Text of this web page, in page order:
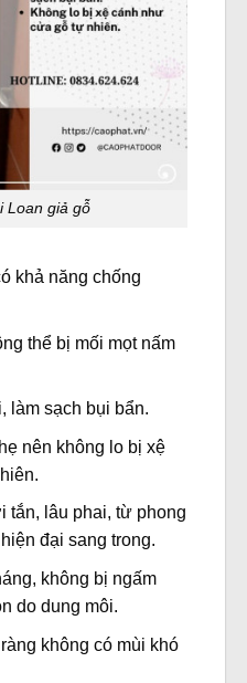
Loan giả gỗ
khả năng chống
thể bị mối mọt nấm
làm sạch bụi bẩn.
nên không lo bị xệ
tắn, lâu phai, từ phong
đại sang trong.
không bị ngấm
do dung môi.
không có mùi khó